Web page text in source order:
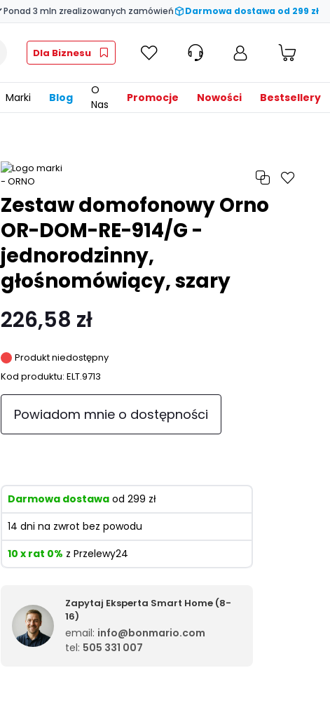
Ponad 3 mln zrealizowanych zamówień Darmowa dostawa od 299 zł
Dla Biznesu
Marki Blog
O
Nas
Promocje Nowości Bestsellery
Zestaw domofonowy Orno
OR-DOM-RE-914/G -
jednorodzinny,
głośnomówiący, szary
226,58 zł
Produkt niedostępny
Kod produktu: ELT.9713
Powiadom mnie o dostępności
Darmowa dostawa od 299 zł
14 dni na zwrot bez powodu
10 x rat 0% z Przelewy24
Zapytaj Eksperta Smart Home (8-
16)
email: info@bonmario.com
tel: 505 331 007